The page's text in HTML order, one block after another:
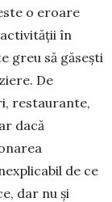
o eroare
în
greu să găsești
De
restaurante,
dacă
de ce
dar nu și